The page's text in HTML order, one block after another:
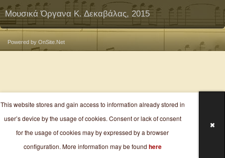
Μουσικά Όργανα Κ. Δεκαβάλας, 2015
Powered by OnSite.Net
This website stores and gain access to information already stored in
user’s device by the usage of cookies. Consent or lack of consent
for the usage of cookies may by expressed by a browser
configuration. More information may be found here